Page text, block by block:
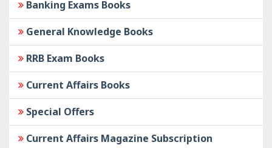
Banking Exams Books
General Knowledge Books
RRB Exam Books
Current Affairs Books
Special Offers
Current Affairs Magazine Subscription